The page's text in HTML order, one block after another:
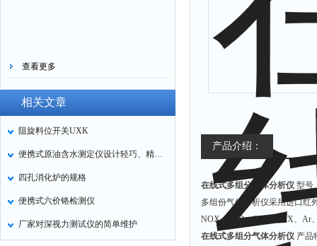
查看更多
相关文章
阻旋料位开关UXK
便携式原油含水测定仪设计轻巧、精度高、稳定可靠
四孔消化炉的规格
便携式六价铬检测仪
厂家对深视力测试仪的简单维护
产品介绍：
在线式多组分气体分析仪 型号
多组份气体分析仪采用进口红
NOX、SO2、SF6、CHX、
在线式多组分气体分析仪 产